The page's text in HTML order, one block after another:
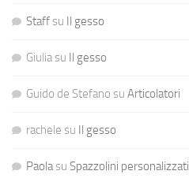
Staffsu Il gesso
Giuliasu Il gesso
Guido de Stefano su Articolatori
rachele su Il gesso
Paolasu Spazzolini personalizzati